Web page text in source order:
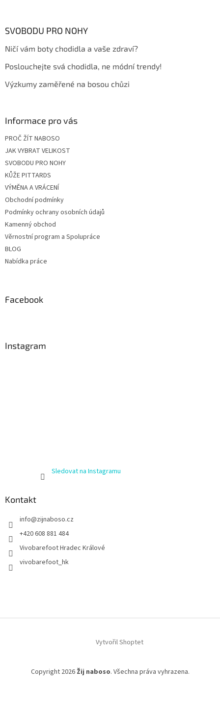
SVOBODU PRO NOHY
Ničí vám boty chodidla a vaše zdraví?
Poslouchejte svá chodidla, ne módní trendy!
Výzkumy zaměřené na bosou chůzi
Informace pro vás
PROČ ŽÍT NABOSO
JAK VYBRAT VELIKOST
SVOBODU PRO NOHY
KŮŽE PITTARDS
VÝMĚNA A VRÁCENÍ
Obchodní podmínky
Podmínky ochrany osobních údajů
Kamenný obchod
Věrnostní program a Spolupráce
BLOG
Nabídka práce
Facebook
Instagram
Sledovat na Instagramu
Kontakt
info@zijnaboso.cz
+420 608 881 484
Vivobarefoot Hradec Králové
vivobarefoot_hk
Vytvořil Shoptet
Copyright 2026 Žij naboso. Všechna práva vyhrazena.